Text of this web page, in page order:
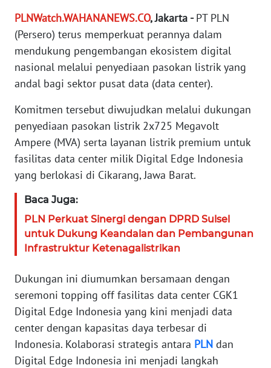
PLNWatch.WAHANANEWS.CO, Jakarta -PT PLN
(Persero) terus memperkuat perannya dalam
mendukung pengembangan ekosistem digital
nasional melalui penyediaan pasokan listrik yang
andal bagi sektor pusat data (data center).
Komitmen tersebut diwujudkan melalui dukungan
penyediaan pasokan listrik 2x725 Megavolt
Ampere (MVA) serta layanan listrik premium untuk
fasilitas data center milik Digital Edge Indonesia
yang berlokasi di Cikarang, Jawa Barat.
Baca Juga:
PLN Perkuat Sinergi dengan DPRD Sulsel
untuk Dukung Keandalan dan Pembangunan
Infrastruktur Ketenagalistrikan
Dukungan ini diumumkan bersamaan dengan
seremoni topping off fasilitas data center CGK1
Digital Edge Indonesia yang kini menjadi data
center dengan kapasitas daya terbesar di
Indonesia. Kolaborasi strategis antara PLN dan
Digital Edge Indonesia ini menjadi langkah
Wahana
News
Regional
WN
SUMUT
WN
JAKARTA
WN
WN
BANTEN
WN
KEPRI
WN
PAPUA